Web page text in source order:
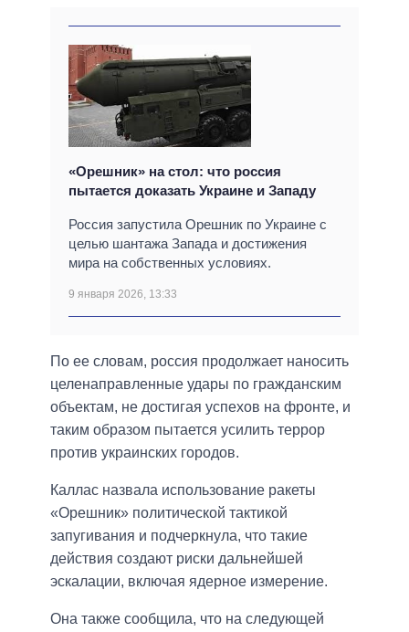
«Орешник» на стол: что россия
пытается доказать Украине и Западу
Россия запустила Орешник по Украине с
целью шантажа Запада и достижения
мира на собственных условиях.
9 января 2026, 13:33
По ее словам, россия продолжает наносить
целенаправленные удары по гражданским
объектам, не достигая успехов на фронте, и
таким образом пытается усилить террор
против украинских городов.
Каллас назвала использование ракеты
«Орешник» политической тактикой
запугивания и подчеркнула, что такие
действия создают риски дальнейшей
эскалации, включая ядерное измерение.
Она также сообщила, что на следующей